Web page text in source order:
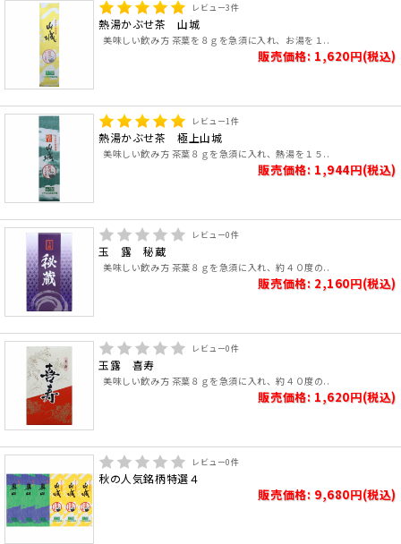
レビュー3件
熱湯かぶせ茶 山城
美味しい飲み方 茶葉を８ｇを急須に入れ、お湯を１..
販売価格: 1,620円(税込)
レビュー1件
熱湯かぶせ茶 極上山城
美味しい飲み方 茶葉８ｇを急須に入れ、熱湯を１５..
販売価格: 1,944円(税込)
レビュー0件
玉 露 秘蔵
美味しい飲み方 茶葉８ｇを急須に入れ、約４０度の..
販売価格: 2,160円(税込)
レビュー0件
玉露 喜寿
美味しい飲み方 茶葉８ｇを急須に入れ、約４０度の..
販売価格: 1,620円(税込)
レビュー0件
秋の人気銘柄特選４
販売価格: 9,680円(税込)